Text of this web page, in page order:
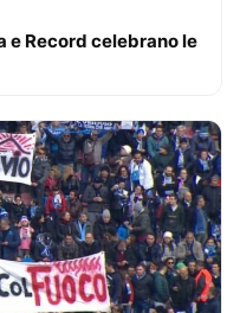
e Record celebrano le